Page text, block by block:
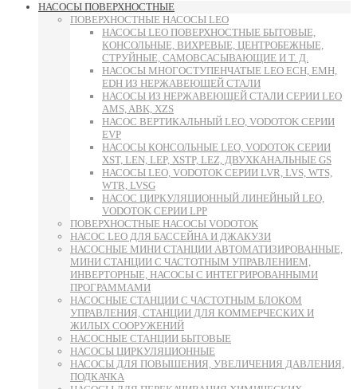
НАСОСЫ ПОВЕРХНОСТНЫЕ
ПОВЕРХНОСТНЫЕ НАСОСЫ LEO
НАСОСЫ LEO ПОВЕРХНОСТНЫЕ БЫТОВЫЕ,
КОНСОЛЬНЫЕ, ВИХРЕВЫЕ, ЦЕНТРОБЕЖНЫЕ,
СТРУЙНЫЕ, САМОВСАСЫВАЮЩИЕ И Т. Д.
НАСОСЫ МНОГОСТУПЕНЧАТЫЕ LEO ECH, EMH,
EDH ИЗ НЕРЖАВЕЮЩЕЙ СТАЛИ
НАСОСЫ ИЗ НЕРЖАВЕЮЩЕЙ СТАЛИ СЕРИИ LEO
AMS, ABK, XZS
НАСОС ВЕРТИКАЛЬНЫЙ LEO, VODOTOK СЕРИИ
EVP
НАСОСЫ КОНСОЛЬНЫЕ LEO, VODOTOK СЕРИИ
XST, LEN, LEP, XSTP, LEZ, ДВУХКАНАЛЬНЫЕ GS
НАСОСЫ LEO, VODOTOK СЕРИИ LVR, LVS, WTS,
WTR, LVSG
НАСОС ЦИРКУЛЯЦИОННЫЙ ЛИНЕЙНЫЙ LEO,
VODOTOK СЕРИИ LPP
ПОВЕРХНОСТНЫЕ НАСОСЫ VODOTOK
НАСОС LEO ДЛЯ БАССЕЙНА И ДЖАКУЗИ
НАСОСНЫЕ МИНИ СТАНЦИИ АВТОМАТИЗИРОВАННЫЕ,
МИНИ СТАНЦИИ С ЧАСТОТНЫМ УПРАВЛЕНИЕМ,
ИНВЕРТОРНЫЕ, НАСОСЫ С ИНТЕГРИРОВАННЫМИ
ПРОГРАММАМИ
НАСОСНЫЕ СТАНЦИИ С ЧАСТОТНЫМ БЛОКОМ
УПРАВЛЕНИЯ, СТАНЦИИ ДЛЯ КОММЕРЧЕСКИХ И
ЖИЛЫХ СООРУЖЕНИЙ
НАСОСНЫЕ СТАНЦИИ БЫТОВЫЕ
НАСОСЫ ЦИРКУЛЯЦИОННЫЕ
НАСОСЫ ДЛЯ ПОВЫШЕНИЯ, УВЕЛИЧЕНИЯ ДАВЛЕНИЯ,
ПОДКАЧКА